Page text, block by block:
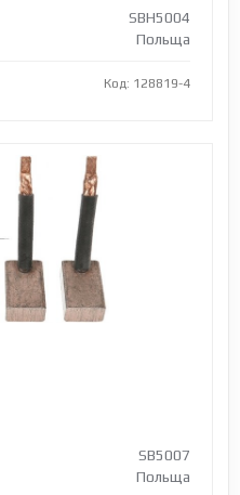
SBH5004
Польща
Код: 128819-4
SB5007
Польща